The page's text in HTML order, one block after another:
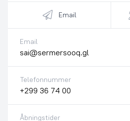
Email
Email
sai@sermersooq.gl
Telefonnummer
+299 36 74 00
Åbningstider